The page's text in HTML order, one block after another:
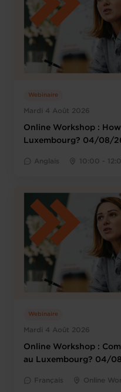
Mardi 4 Août 2026
Webinaire
Online Workshop :
Luxembourg? 04/08/
Anglais 10:00 -
Mardi 4 Août 2026
Webinaire
Online Workshop :
au Luxembourg? 04/
Français Online